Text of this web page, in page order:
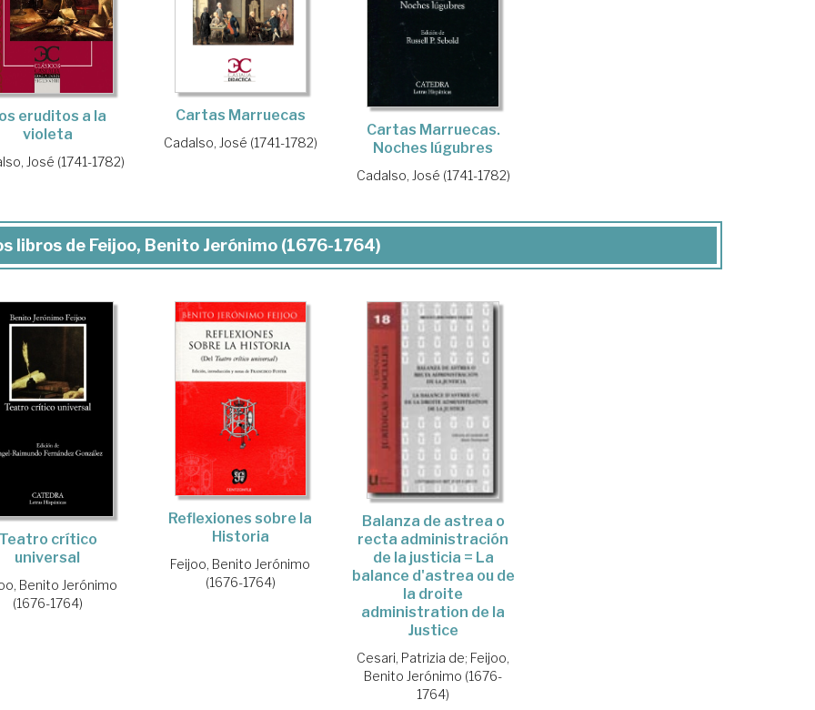
eruditos a la
violeta
José (1741-1782)
Cartas Marruecas
Cadalso, José (1741-1782)
Cartas Marruecas.
Noches lúgubres
Cadalso, José (1741-1782)
libros de Feijoo, Benito Jerónimo (1676-1764)
Teatro crítico
universal
Benito Jerónimo
(1676-1764)
Reflexiones sobre la
Historia
Feijoo, Benito Jerónimo
(1676-1764)
Balanza de astrea o
recta administración
de la justicia = La
balance d'astrea ou de
la droite
administration de la
Justice
Cesari, Patrizia de; Feijoo,
Benito Jerónimo (1676-
1764)